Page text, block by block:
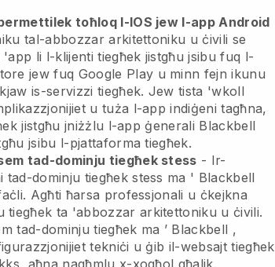
toħloq l-IOS jew l-app Android
tal-abbozzar arkitettoniku u ċivili se
'app li l-klijenti tiegħek jistgħu jsibu fuq l-
jew fuq Google Play u minn fejn ikunu
is-servizzi tiegħek. Jew tista 'wkoll
u tuża l-app indiġeni tagħna,
jistgħu jniżżlu l-app ġenerali Blackbell
jsibu l-pjattaforma tiegħek.
tad-dominju tiegħek stess - Ir-
tad-dominju tiegħek stess ma ' Blackbell
Agħti ħarsa professjonali u ċkejkna
tiegħek ta 'abbozzar arkitettoniku u ċivili.
tad-dominju tiegħek ma ’ Blackbell ,
tekniċi u ġib il-websajt tiegħek
aħna nagħmlu x-xogħol għalik.